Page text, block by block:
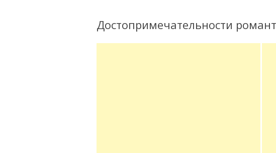
Достопримечательности